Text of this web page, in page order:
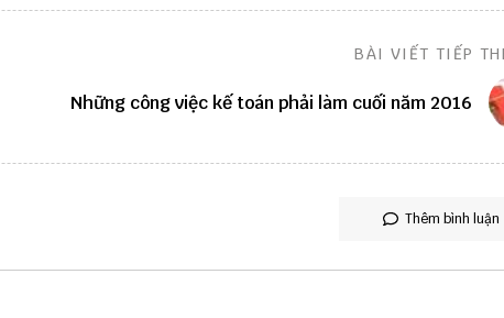
BÀI VIẾT TIẾP
Những công việc kế toán phải làm cuối năm 2016
Thêm bình luận